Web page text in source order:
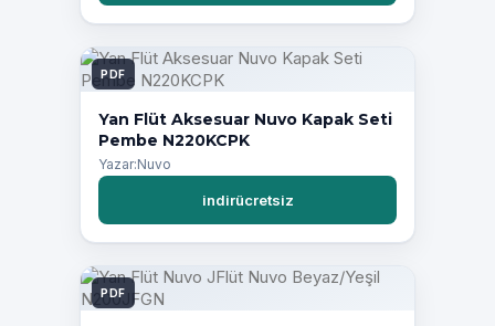
PDF
Yan Flüt Aksesuar Nuvo Kapak Seti
Pembe N220KCPK
Yazar:Nuvo
indirücretsiz
PDF